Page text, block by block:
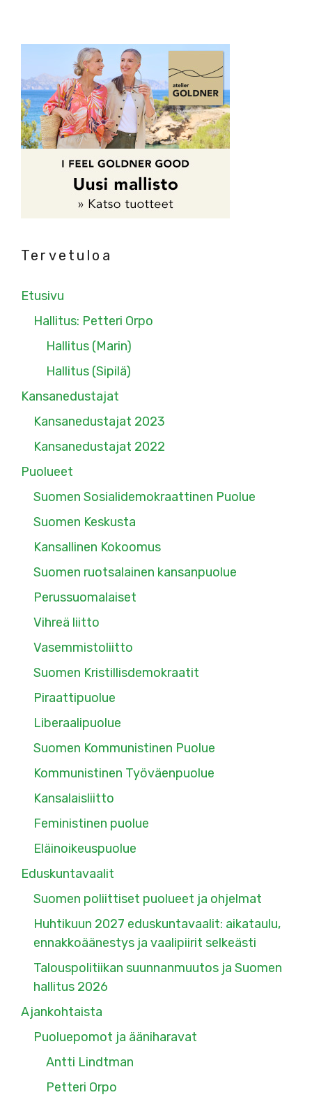
Tervetuloa
Etusivu
Hallitus: Petteri Orpo
Hallitus (Marin)
Hallitus (Sipilä)
Kansanedustajat
Kansanedustajat 2023
Kansanedustajat 2022
Puolueet
Suomen Sosialidemokraattinen Puolue
Suomen Keskusta
Kansallinen Kokoomus
Suomen ruotsalainen kansanpuolue
Perussuomalaiset
Vihreä liitto
Vasemmistoliitto
Suomen Kristillisdemokraatit
Piraattipuolue
Liberaalipuolue
Suomen Kommunistinen Puolue
Kommunistinen Työväenpuolue
Kansalaisliitto
Feministinen puolue
Eläinoikeuspuolue
Eduskuntavaalit
Suomen poliittiset puolueet ja ohjelmat
Huhtikuun 2027 eduskuntavaalit: aikataulu,
ennakkoäänestys ja vaalipiirit selkeästi
Talouspolitiikan suunnanmuutos ja Suomen
hallitus 2026
Ajankohtaista
Puoluepomot ja ääniharavat
Antti Lindtman
Petteri Orpo